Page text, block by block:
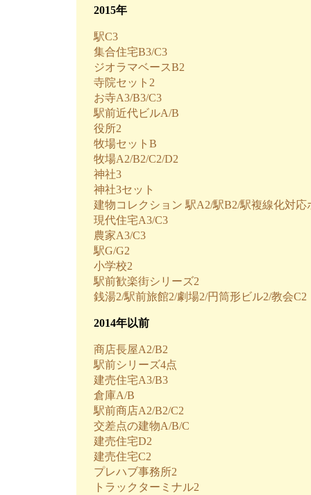
2015年
駅C3
集合住宅B3/C3
ジオラマベースB2
寺院セット2
お寺A3/B3/C3
駅前近代ビルA/B
役所2
牧場セットB
牧場A2/B2/C2/D2
神社3
神社3セット
建物コレクション 駅A2/駅B2/駅複線化対応
現代住宅A3/C3
農家A3/C3
駅G/G2
小学校2
駅前歓楽街シリーズ2
銭湯2/駅前旅館2/劇場2/円筒形ビル2/教会C2
2014年以前
商店長屋A2/B2
駅前シリーズ4点
建売住宅A3/B3
倉庫A/B
駅前商店A2/B2/C2
交差点の建物A/B/C
建売住宅D2
建売住宅C2
プレハブ事務所2
トラックターミナル2